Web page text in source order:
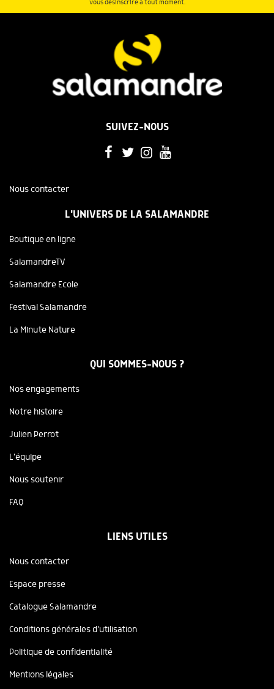
vous désinscrire à tout moment.
SUIVEZ-NOUS
Nous contacter
L'UNIVERS DE LA SALAMANDRE
Boutique en ligne
SalamandreTV
Salamandre Ecole
Festival Salamandre
La Minute Nature
QUI SOMMES-NOUS ?
Nos engagements
Notre histoire
Julien Perrot
L'équipe
Nous soutenir
FAQ
LIENS UTILES
Nous contacter
Espace presse
Catalogue Salamandre
Conditions générales d'utilisation
Politique de confidentialité
Mentions légales